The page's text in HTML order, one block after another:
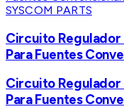
SYSCOM PARTS
Circuito Regulador
Para Fuentes
Circuito Regulador
Para Fuentes